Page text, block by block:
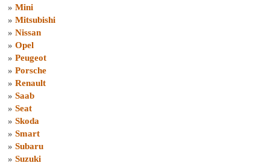
» Mini
» Mitsubishi
» Nissan
» Opel
» Peugeot
» Porsche
» Renault
» Saab
» Seat
» Skoda
» Smart
» Subaru
» Suzuki